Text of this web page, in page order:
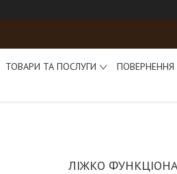
ТОВАРИ ТА ПОСЛУГИ ПОВЕРНЕННЯ
ЛІЖКО